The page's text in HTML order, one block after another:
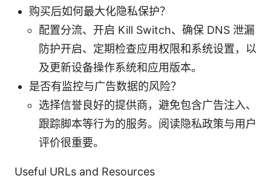
购买后如何最大化隐私保护？
配置分流、开启 Kill Switch、确保 DNS 泄漏
防护开启、定期检查应用权限和系统设置，以
及更新设备操作系统和应用版本。
是否有监控与广告数据的风险？
选择信誉良好的提供商，避免包含广告注入、
跟踪脚本等行为的服务。阅读隐私政策与用户
评价很重要。
Useful URLs and Resources